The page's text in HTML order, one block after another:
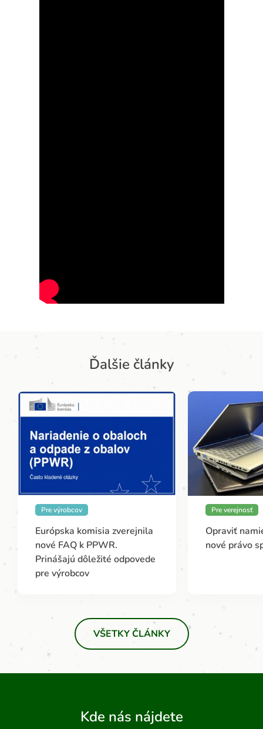
Ďalšie články
Pre výrobcov
Európska komisia zverejnila
nové FAQ k PPWR.
Prinášajú dôležité odpovede
pre výrobcov
Pre verejnosť
Opraviť
nové právo
VŠETKY ČLÁNKY
Kde nás nájdete